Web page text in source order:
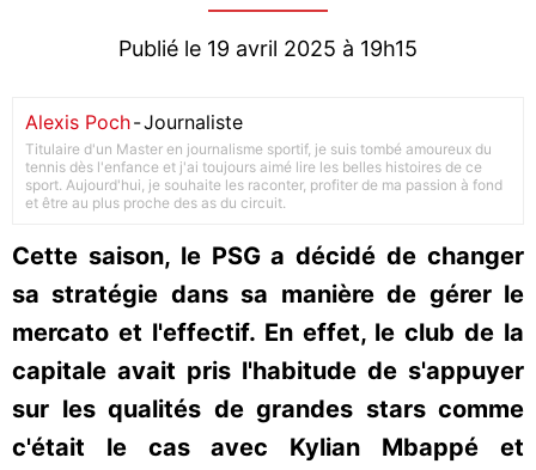
Publié le 19 avril 2025 à 19h15
Alexis Poch-Journaliste
Titulaire d'un Master en journalisme sportif, je suis tombé amoureux du
tennis dès l'enfance et j'ai toujours aimé lire les belles histoires de ce
sport. Aujourd'hui, je souhaite les raconter, profiter de ma passion à fond
et être au plus proche des as du circuit.
Cette saison, le PSG a décidé de changer
sa stratégie dans sa manière de gérer le
mercato et l'effectif. En effet, le club de la
capitale avait pris l'habitude de s'appuyer
sur les qualités de grandes stars comme
c'était le cas avec Kylian Mbappé et